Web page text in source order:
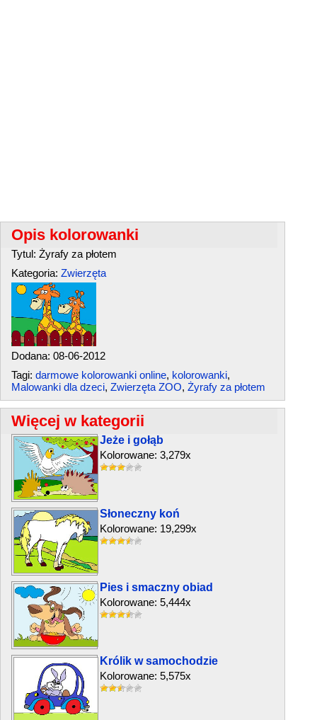
Opis kolorowanki
Tytul: Żyrafy za płotem
Kategoria: Zwierzęta
Dodana: 08-06-2012
Tagi: darmowe kolorowanki online, kolorowanki,
Malowanki dla dzeci, Zwierzęta ZOO, Żyrafy za płotem
Więcej w kategorii
Jeże i gołąb
Kolorowane: 3,279x
Słoneczny koń
Kolorowane: 19,299x
Pies i smaczny obiad
Kolorowane: 5,444x
Królik w samochodzie
Kolorowane: 5,575x